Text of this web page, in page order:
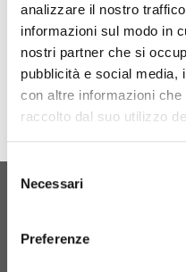
analizzare il nostro
informazioni sul modo in
nostri partner che si
pubblicità e social media,
con altre informazioni
raccolto dal suo utilizzo
Selezione
delNecessari
Preferenze
Site de l'événement